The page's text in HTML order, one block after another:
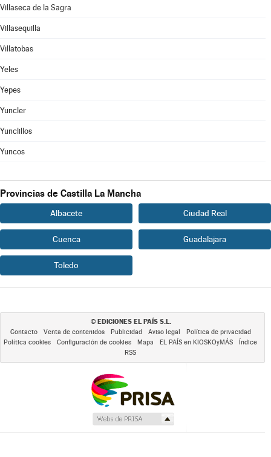
Villaseca de la Sagra
Villasequilla
Villatobas
Yeles
Yepes
Yuncler
Yunclillos
Yuncos
Provincias de Castilla La Mancha
Albacete Ciudad Real
Cuenca Guadalajara
Toledo
© EDICIONES EL PAÍS S.L.
Contacto Venta de contenidos Publicidad Aviso legal
Política de privacidad
Política cookies
Configuración de cookies Mapa EL PAÍS en KIOSKOyMÁS
Índice
RSS